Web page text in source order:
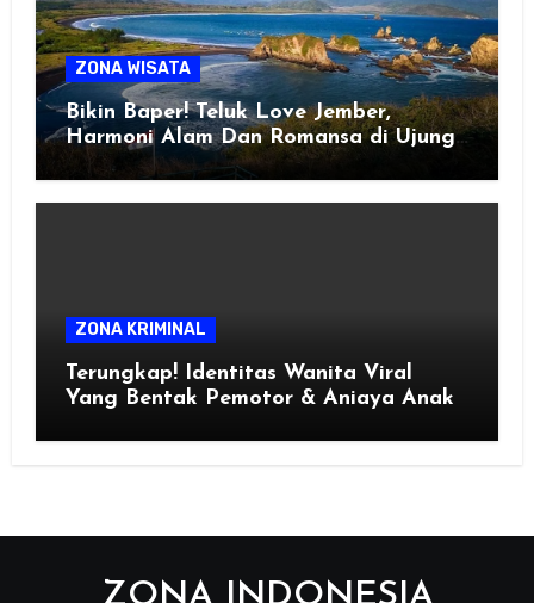
ZONA WISATA
Bikin Baper! Teluk Love Jember,
Harmoni Alam Dan Romansa di Ujung
Selatan Jawa
ZONA KRIMINAL
Terungkap! Identitas Wanita Viral
Yang Bentak Pemotor & Aniaya Anak